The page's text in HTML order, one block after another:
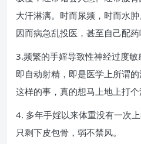
大汗淋漓。时而尿频，时而水
因而病急乱投医，甚至自己配药
3.频繁的手婬导致性神经过度
即自动射精，即是医学上所谓
这样的事，真的想马上地上打个
4. 多年手婬以来体重没有一次
只剩下皮包骨，弱不禁风。